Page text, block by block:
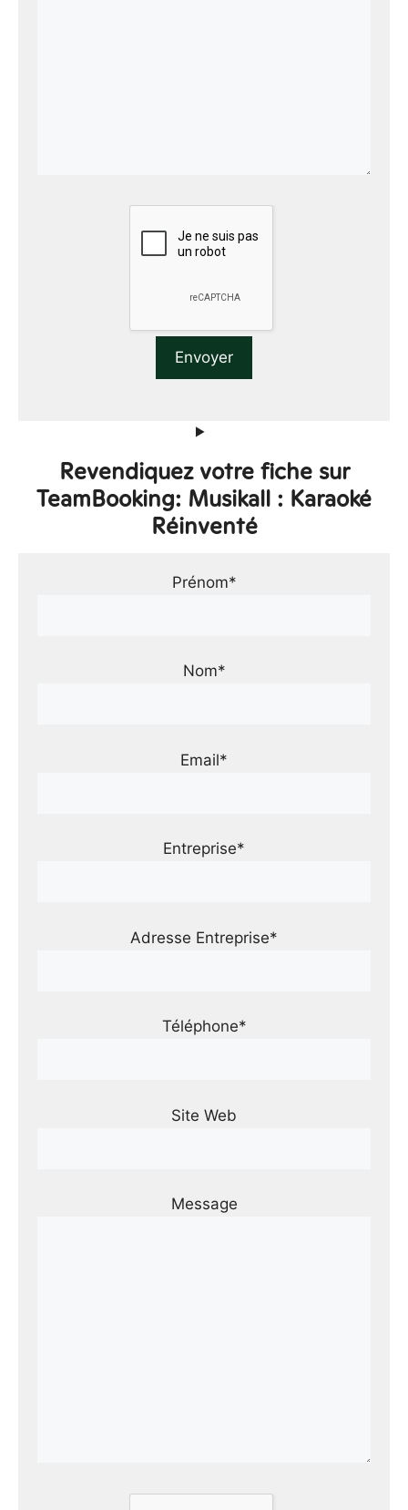
Revendiquez votre fiche sur
TeamBooking: Musikall : Karaoké
Réinventé
Prénom*
Nom*
Email*
Entreprise*
Adresse Entreprise*
Téléphone*
Site Web
Message